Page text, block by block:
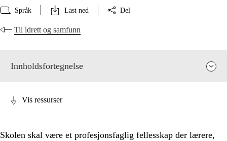
Språk Last ned Del
Til idrett og samfunn
Innholdsfortegnelse
Vis ressurser
Skolen skal være et profesjonsfaglig fellesskap der lærere,